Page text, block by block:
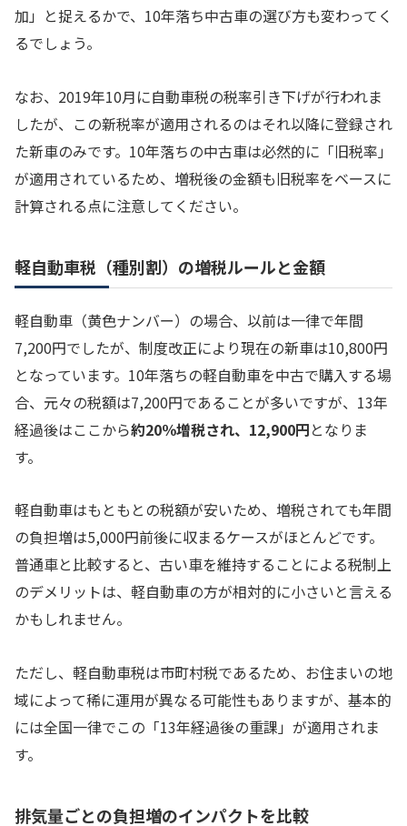
加」と捉えるかで、10年落ち中古車の選び方も変わってく
るでしょう。
なお、2019年10月に自動車税の税率引き下げが行われま
したが、この新税率が適用されるのはそれ以降に登録され
た新車のみです。10年落ちの中古車は必然的に「旧税率」
が適用されているため、増税後の金額も旧税率をベースに
計算される点に注意してください。
軽自動車税（種別割）の増税ルールと金額
軽自動車（黄色ナンバー）の場合、以前は一律で年間
7,200円でしたが、制度改正により現在の新車は10,800円
となっています。10年落ちの軽自動車を中古で購入する場
合、元々の税額は7,200円であることが多いですが、13年
経過後はここから約20％増税され、12,900円となりま
す。
軽自動車はもともとの税額が安いため、増税されても年間
の負担増は5,000円前後に収まるケースがほとんどです。
普通車と比較すると、古い車を維持することによる税制上
のデメリットは、軽自動車の方が相対的に小さいと言える
かもしれません。
ただし、軽自動車税は市町村税であるため、お住まいの地
域によって稀に運用が異なる可能性もありますが、基本的
には全国一律でこの「13年経過後の重課」が適用されま
す。
排気量ごとの負担増のインパクトを比較